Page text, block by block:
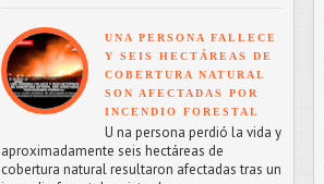
UNA PERSONA FALLECE
Y SEIS HECTÁREAS DE
COBERTURA NATURAL
SON AFECTADAS POR
INCENDIO FORESTAL
U na persona perdió la vida y
aproximadamente seis hectáreas de
cobertura natural resultaron afectadas tras un